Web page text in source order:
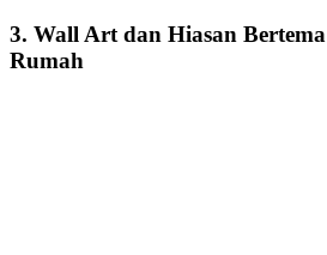
3. Wall Art dan Hiasan Bertema
Rumah